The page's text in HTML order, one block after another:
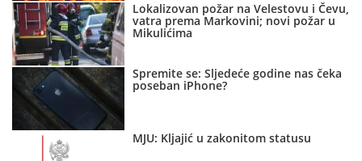
Lokalizovan požar na Velestovu i Čevu,
vatra prema Markovini; novi požar u
Mikulićima
Spremite se: Sljedeće godine nas čeka
poseban iPhone?
MJU: Kljajić u zakonitom statusu